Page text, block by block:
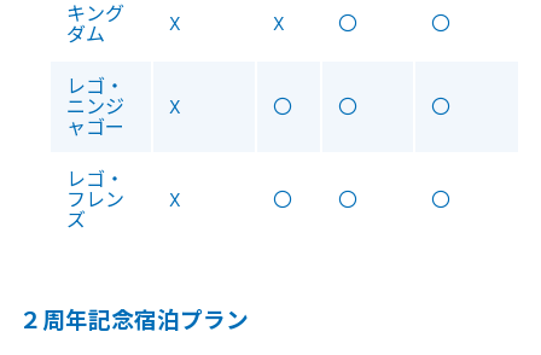
キング
ダム
X X 〇 〇
レゴ・
ニンジ
ャゴー
X 〇 〇 〇
レゴ・
フレン
ズ
X 〇 〇 〇
２周年記念宿泊プラン